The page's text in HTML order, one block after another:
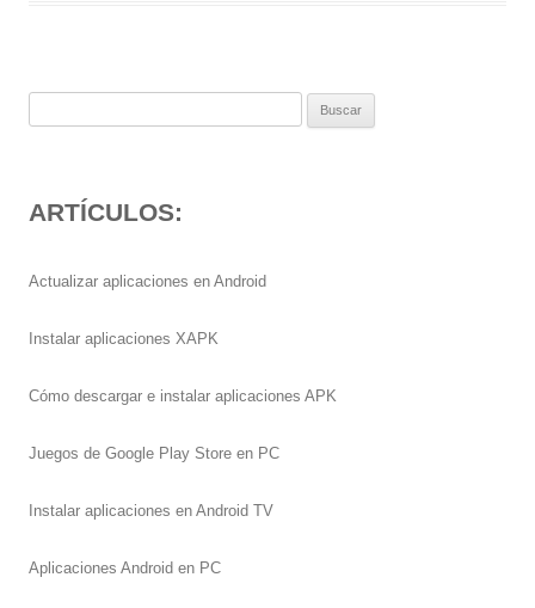
ARTÍCULOS:
Actualizar aplicaciones en Android
Instalar aplicaciones XAPK
Cómo descargar e instalar aplicaciones APK
Juegos de Google Play Store en PC
Instalar aplicaciones en Android TV
Aplicaciones Android en PC